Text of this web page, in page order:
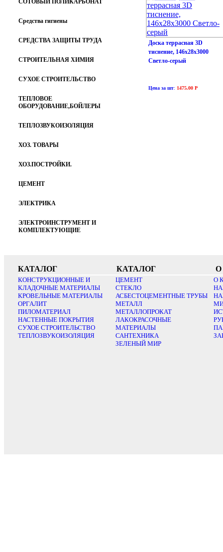
СОТОВЫЙ ПОЛИКАРБОНАТ
Средства гигиены
СРЕДСТВА ЗАЩИТЫ ТРУДА
СТРОИТЕЛЬНАЯ ХИМИЯ
СУХОЕ СТРОИТЕЛЬСТВО
ТЕПЛОВОЕ
ОБОРУДОВАНИЕ,БОЙЛЕРЫ
ТЕПЛОЗВУКОИЗОЛЯЦИЯ
ХОЗ. ТОВАРЫ
ХОЗ.ПОСТРОЙКИ.
ЦЕМЕНТ
ЭЛЕКТРИКА
ЭЛЕКТРОИНСТРУМЕНТ И
КОМПЛЕКТУЮЩИЕ
Доска террасная 3D
тиснение, 146х28х3000
Светло-серый
Цена за шт: 1475.00 Р
КАТАЛОГ КАТАЛОГ О
КОНСТРУКЦИОННЫЕ И
КЛАДОЧНЫЕ МАТЕРИАЛЫ
КРОВЕЛЬНЫЕ МАТЕРИАЛЫ
ОРГАЛИТ
ПИЛОМАТЕРИАЛ
НАСТЕННЫЕ ПОКРЫТИЯ
СУХОЕ СТРОИТЕЛЬСТВО
ТЕПЛОЗВУКОИЗОЛЯЦИЯ
ЦЕМЕНТ
СТЕКЛО
АСБЕСТОЦЕМЕНТНЫЕ ТРУБЫ
МЕТАЛЛ
МЕТАЛЛОПРОКАТ
ЛАКОКРАСОЧНЫЕ
МАТЕРИАЛЫ
САНТЕХНИКА
ЗЕЛЕНЫЙ МИР
О